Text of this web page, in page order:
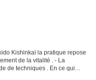
Kishinkaï la pratique repose
de la vitalité . - La
de techniques . En ce qui